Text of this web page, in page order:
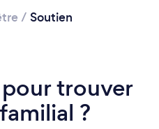
/ Soutien
trouver
?